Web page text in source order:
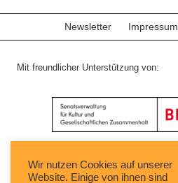
Newsletter Impressum
Mit freundlicher Unterstützung von:
Wir nutzen Cookies auf unserer
Website. Einige von ihnen sind